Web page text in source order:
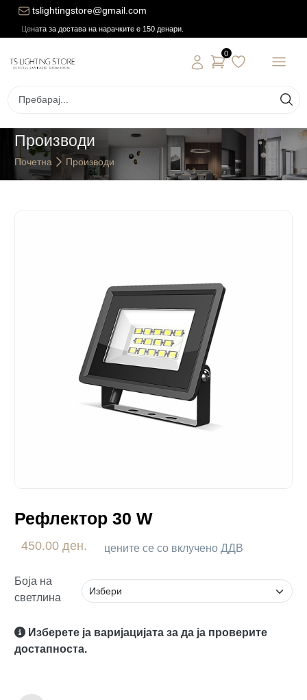
tslightingstore@gmail.com
Цената за достава на нарачките е 150 денари.
0
Производи
Почетна Производи
Рефлектор 30 W
450.00 ден. цените се со вклучено ДДВ
Боја на
светлина
Изберете ја варијацијата за да ја проверите
достапноста.